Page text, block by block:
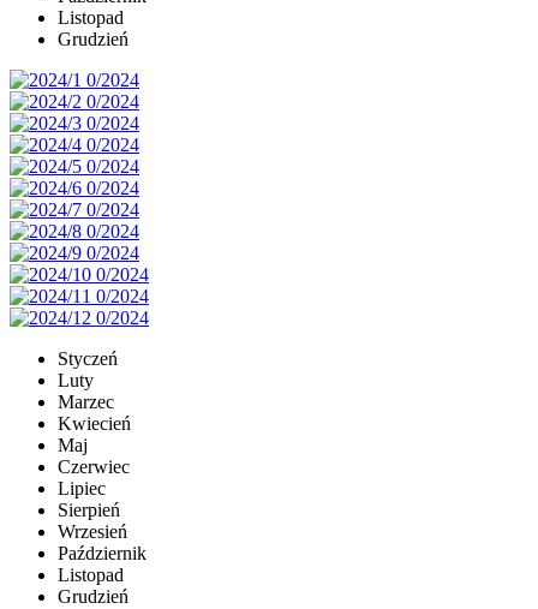
Listopad
Grudzień
Styczeń
Luty
Marzec
Kwiecień
Maj
Czerwiec
Lipiec
Sierpień
Wrzesień
Październik
Listopad
Grudzień